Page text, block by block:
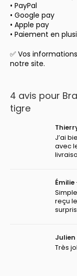
• PayPal
• Google pay
• Apple pay
• Paiement en
✅ Vos
notre site.
4 avis pour
tigre
J’ai
avec
Émilie
reçu
Julien
Très